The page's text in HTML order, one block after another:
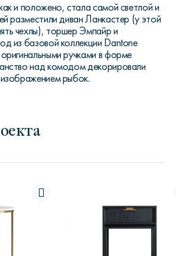
и положено, стала самой светлой и
разместили диван Ланкастер (у этой
чехлы), торшер Эмпайр и
из базовой коллекции Dantone
ручками в форме
над комодом декорировали
рыбок.